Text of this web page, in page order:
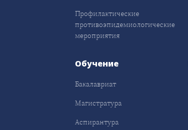
Профилактические
противоэпидемиологические
мероприятия
Обучение
Бакалавриат
Магистратура
Аспирантура